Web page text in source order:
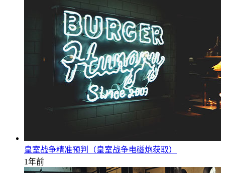
皇室战争精准预判（皇室战争电磁炮获取）
1年前